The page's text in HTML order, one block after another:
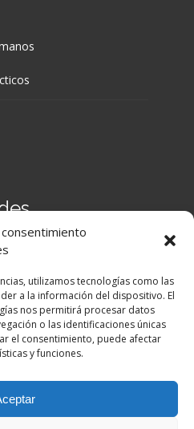
utilizamos tecnologías como las
a la información del dispositivo. El
nos permitirá procesar datos
o las identificaciones únicas
el consentimiento, puede afectar
y funciones.